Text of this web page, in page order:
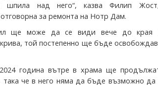
шпила над него“, казва Филип
за ремонта на Нотр Дам.
ще може да се види вече до края
той постепенно ще бъде
година вътре в храма ще
така че в него няма да бъде възможно да